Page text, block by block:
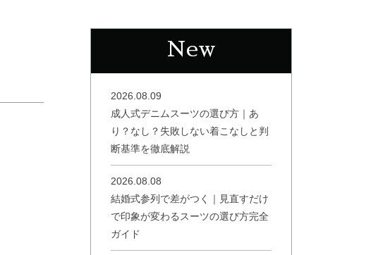
New
2026.08.09
成人式デニムスーツの選び方｜あ
り？なし？失敗しない着こなしと判
断基準を徹底解説
2026.08.08
結婚式参列で差がつく｜見直すだけ
で印象が変わるスーツの選び方完全
ガイド